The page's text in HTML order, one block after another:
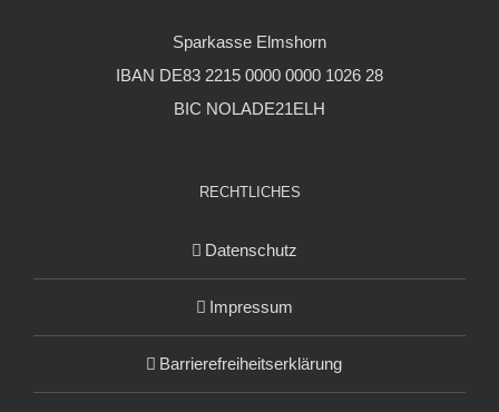
Sparkasse Elmshorn
IBAN DE83 2215 0000 0000 1026 28
BIC NOLADE21ELH
RECHTLICHES
Datenschutz
Impressum
Barrierefreiheitserklärung